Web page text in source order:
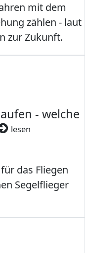
mit dem
zählen - laut
zur Zukunft.
- welche
lesen
das Fliegen
Segelflieger